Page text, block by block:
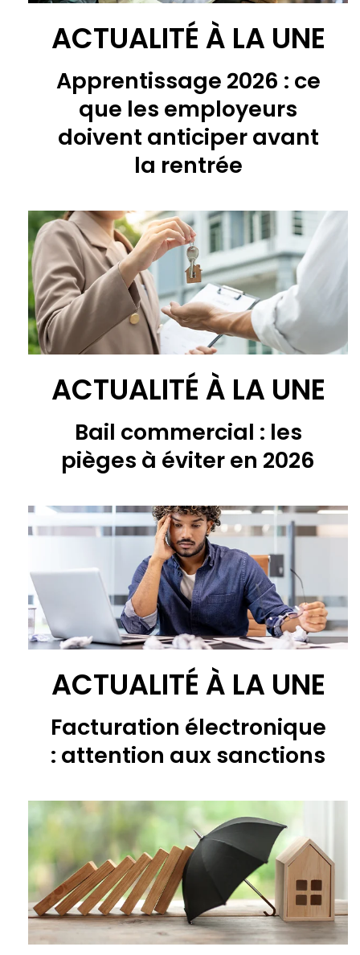
ACTUALITÉ À LA UNE
Apprentissage 2026 : ce
que les employeurs
doivent anticiper avant
la rentrée
ACTUALITÉ À LA UNE
Bail commercial : les
pièges à éviter en 2026
ACTUALITÉ À LA UNE
Facturation électronique
: attention aux sanctions